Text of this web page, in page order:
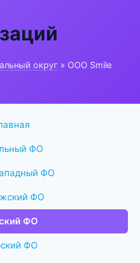
округ » ООО Smile
ФО
ФО
ФО
ФО
ФО